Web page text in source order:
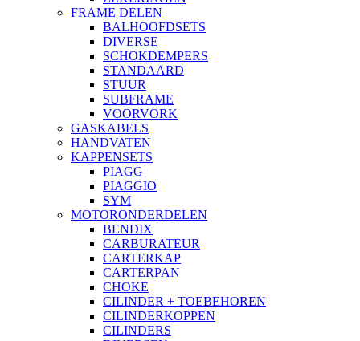
FRAME DELEN
BALHOOFDSETS
DIVERSE
SCHOKDEMPERS
STANDAARD
STUUR
SUBFRAME
VOORVORK
GASKABELS
HANDVATEN
KAPPENSETS
PIAGG
PIAGGIO
SYM
MOTORONDERDELEN
BENDIX
CARBURATEUR
CARTERKAP
CARTERPAN
CHOKE
CILINDER + TOEBEHOREN
CILINDERKOPPEN
CILINDERS